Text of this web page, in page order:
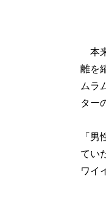
本
離を
ムラ
ター
「
てい
ワイ